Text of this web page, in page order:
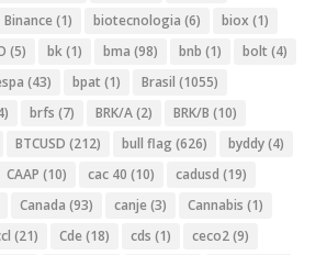
Binance (1) biotecnologia (6) biox (1)
(5) bk(1) bma (98) bnb (1) bolt (4)
(43) bpat (1) Brasil (1055)
brfs (7) BRK/A(2) BRK/B (10)
BTCUSD (212) bull flag (626) byddy(4)
CAAP (10) cac 40 (10) cadusd (19)
Canada (93) canje (3) Cannabis (1)
(21) Cde (18) cds (1) ceco2(9)